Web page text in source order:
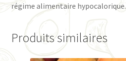
régime alimentaire hypocalorique.
Produits similaires